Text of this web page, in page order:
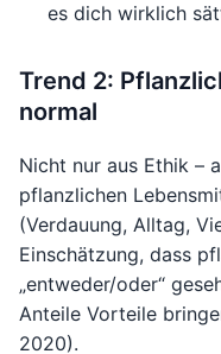
es dich wirklich
Trend 2:
normal
Nicht nur aus Ethik –
pflanzlichen
(Verdauung, Alltag,
Einschätzung, dass
„entweder/oder“
Anteile Vorteile
2020).